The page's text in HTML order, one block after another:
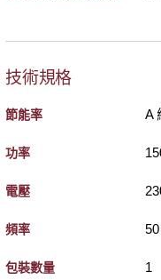
技術規格
節能率 A
功率
電壓
頻率
包裝數量 1